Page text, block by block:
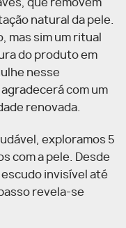
que removem
natural da pele.
mas sim um ritual
do produto em
nesse
com um
renovada.
exploramos 5
com a pele. Desde
invisível até
revela-se